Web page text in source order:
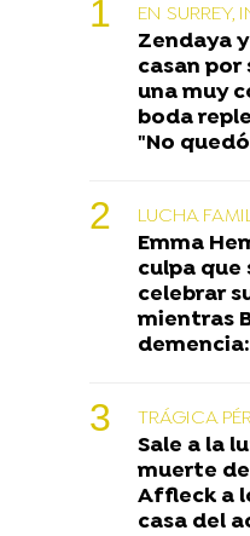
EN SURREY,
Zendaya
casan por
una muy
boda
"No
LUCHA
Emma
culpa que
celebrar
mientras
TRÁGICA
Sale a la
muerte
Affleck a
casa del